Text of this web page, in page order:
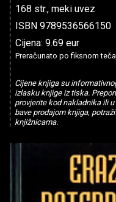
168 str., meki uvez
ISBN 9789536566150
Cijena: 9.69 eur
Preračunato po fiksnom
Cijene knjiga su
izlasku knjige iz tiska.
provjerite kod nakladnika ili
bave prodajom knjiga,
knjižnicama.